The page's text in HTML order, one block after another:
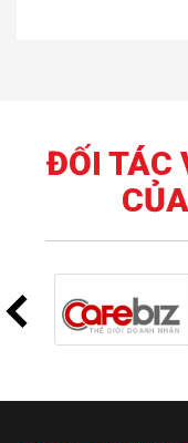
ĐỐI TÁC